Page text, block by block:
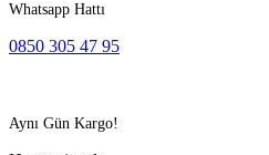
Whatsapp Hattı
0850 305 47 95
Aynı Gün Kargo!